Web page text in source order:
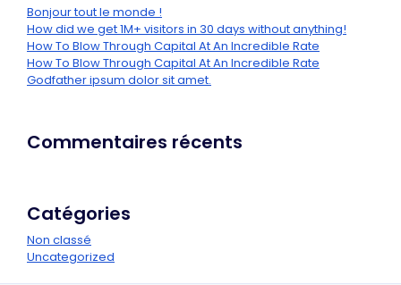
Bonjour tout le monde !
How did we get 1M+ visitors in 30 days without anything!
How To Blow Through Capital At An Incredible Rate
How To Blow Through Capital At An Incredible Rate
Godfather ipsum dolor sit amet.
Commentaires récents
Catégories
Non classé
Uncategorized